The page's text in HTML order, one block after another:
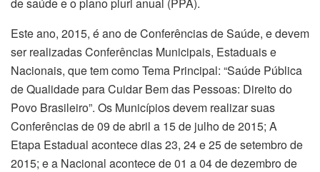
Este ano, 2015, é ano de Conferências de Saúde, e devem
ser realizadas Conferências Municipais, Estaduais e
Nacionais, que tem como Tema Principal: “Saúde Pública
de Qualidade para Cuidar Bem das Pessoas: Direito do
Povo Brasileiro”. Os Municípios devem realizar suas
Conferências de 09 de abril a 15 de julho de 2015; A
Etapa Estadual acontece dias 23, 24 e 25 de setembro de
2015; e a Nacional acontece de 01 a 04 de dezembro de